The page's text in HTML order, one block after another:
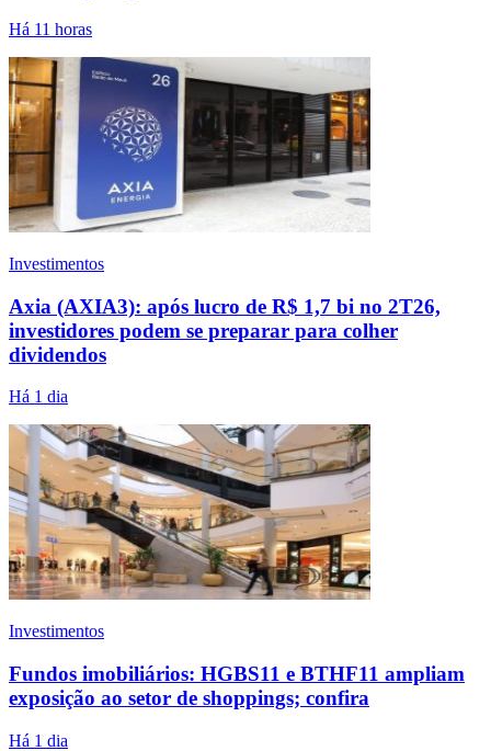
Há 11 horas
Investimentos
Axia (AXIA3): após lucro de R$ 1,7 bi no 2T26,
investidores podem se preparar para colher
dividendos
Há 1 dia
Investimentos
Fundos imobiliários: HGBS11 e BTHF11 ampliam
exposição ao setor de shoppings; confira
Há 1 dia